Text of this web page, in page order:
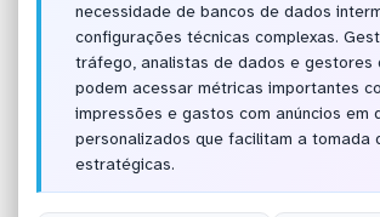
necessidade de bancos de dados
configurações técnicas complexas.
tráfego, analistas de dados e gestores
podem acessar métricas importantes
impressões e gastos com anúncios em
personalizados que facilitam a tomada
estratégicas.